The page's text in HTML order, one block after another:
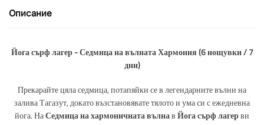
Описание
Йога сърф лагер - Седмица на вълната Хармония (6 нощувки / 7
дни)
Прекарайте цяла седмица, потапяйки се в легендарните вълни на
залива Тагазут, докато възстановявате тялото и ума си с ежедневна
йога. НаСедмица на хармоничната вълнавЙога сърф лагерви